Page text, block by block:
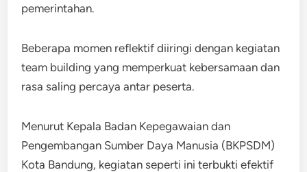
pemerintahan.
Beberapa momen reflektif diiringi dengan kegiatan
team building yang memperkuat kebersamaan dan
rasa saling percaya antar peserta.
Menurut Kepala Badan Kepegawaian dan
Pengembangan Sumber Daya Manusia (BKPSDM)
Kota Bandung, kegiatan seperti ini terbukti efektif